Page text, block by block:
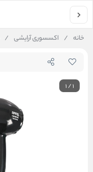
خانه / اکسسوری آرایشی /
1/1